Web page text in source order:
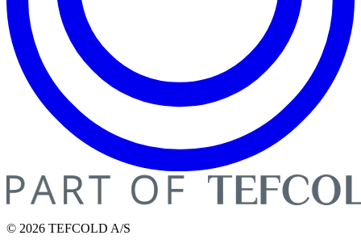
© 2026 TEFCOLD A/S